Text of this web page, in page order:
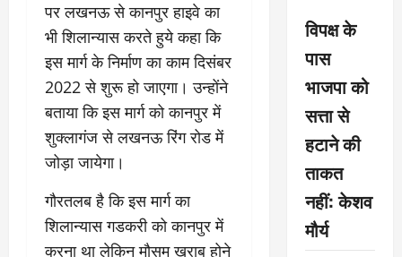
पर लखनऊ से कानपुर हाइवे का
भी शिलान्यास करते हुये कहा कि
इस मार्ग के निर्माण का काम दिसंबर
2022 से शुरू हो जाएगा। उन्होंने
बताया कि इस मार्ग को कानपुर में
शुक्लागंज से लखनऊ रिंग रोड में
जोड़ा जायेगा।
गौरतलब है कि इस मार्ग का
शिलान्यास गडकरी को कानपुर में
करना था लेकिन मौसम खराब होने
विपक्ष के
पास
भाजपा को
सत्ता से
हटाने की
ताकत
नहीं: केशव
मौर्य